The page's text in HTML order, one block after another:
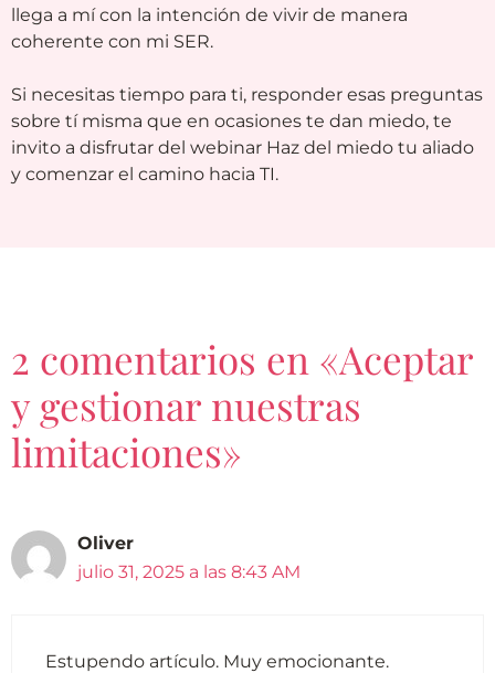
llega a mí con la intención de vivir de manera
coherente con mi SER.
Si necesitas tiempo para ti, responder esas preguntas
sobre tí misma que en ocasiones te dan miedo, te
invito a disfrutar del webinar Haz del miedo tu aliado
y comenzar el camino hacia TI.
2 comentarios en «Aceptar
y gestionar nuestras
limitaciones»
Oliver
julio 31, 2025 a las 8:43 AM
Estupendo artículo. Muy emocionante.